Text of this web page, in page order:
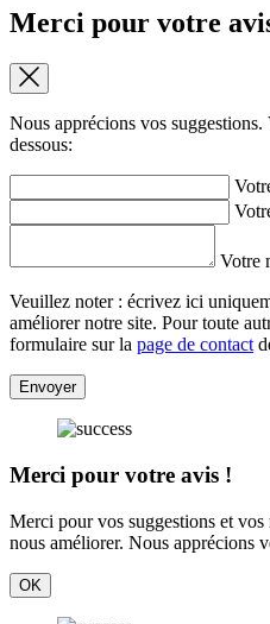
Merci pour votre
Nous apprécions vos
dessous:
Votre
Veuillez noter : écrivez ici
améliorer notre site. Pour toute
formulaire sur la page de contact
Envoyer
Merci pour votre avis !
Merci pour vos suggestions et
nous améliorer. Nous apprécions
OK